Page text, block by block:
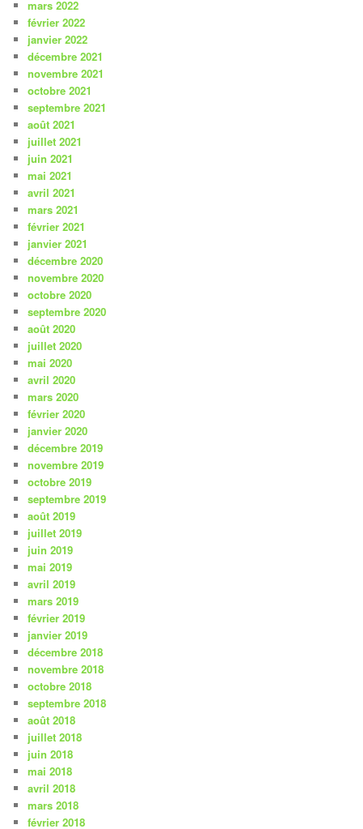
mars 2022
février 2022
janvier 2022
décembre 2021
novembre 2021
octobre 2021
septembre 2021
août 2021
juillet 2021
juin 2021
mai 2021
avril 2021
mars 2021
février 2021
janvier 2021
décembre 2020
novembre 2020
octobre 2020
septembre 2020
août 2020
juillet 2020
mai 2020
avril 2020
mars 2020
février 2020
janvier 2020
décembre 2019
novembre 2019
octobre 2019
septembre 2019
août 2019
juillet 2019
juin 2019
mai 2019
avril 2019
mars 2019
février 2019
janvier 2019
décembre 2018
novembre 2018
octobre 2018
septembre 2018
août 2018
juillet 2018
juin 2018
mai 2018
avril 2018
mars 2018
février 2018